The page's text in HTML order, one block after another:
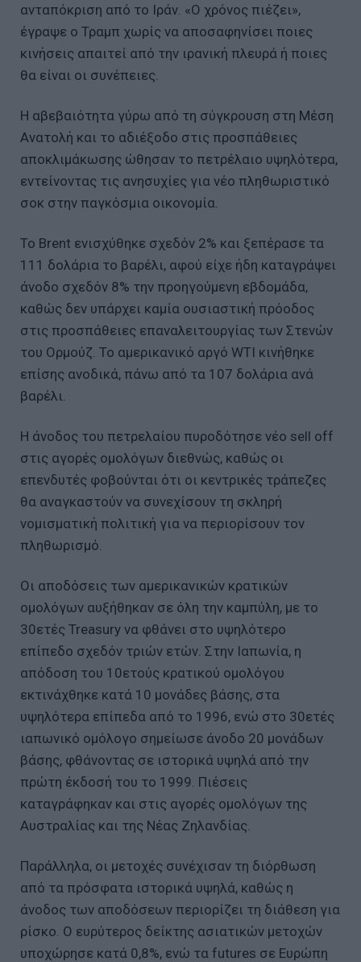
ανταπόκριση από το Ιράν. «Ο χρόνος πιέζει»,
έγραψε ο Τραμπ χωρίς να αποσαφηνίσει ποιες
κινήσεις απαιτεί από την ιρανική πλευρά ή ποιες
θα είναι οι συνέπειες.
Η αβεβαιότητα γύρω από τη σύγκρουση στη Μέση
Ανατολή και το αδιέξοδο στις προσπάθειες
αποκλιμάκωσης ώθησαν το πετρέλαιο υψηλότερα,
εντείνοντας τις ανησυχίες για νέο πληθωριστικό
σοκ στην παγκόσμια οικονομία.
Το Brent ενισχύθηκε σχεδόν 2% και ξεπέρασε τα
111 δολάρια το βαρέλι, αφού είχε ήδη καταγράψει
άνοδο σχεδόν 8% την προηγούμενη εβδομάδα,
καθώς δεν υπάρχει καμία ουσιαστική πρόοδος
στις προσπάθειες επαναλειτουργίας των Στενών
του Ορμούζ. Το αμερικανικό αργό WTI κινήθηκε
επίσης ανοδικά, πάνω από τα 107 δολάρια ανά
βαρέλι.
Η άνοδος του πετρελαίου πυροδότησε νέο sell off
στις αγορές ομολόγων διεθνώς, καθώς οι
επενδυτές φοβούνται ότι οι κεντρικές τράπεζες
θα αναγκαστούν να συνεχίσουν τη σκληρή
νομισματική πολιτική για να περιορίσουν τον
πληθωρισμό.
Οι αποδόσεις των αμερικανικών κρατικών
ομολόγων αυξήθηκαν σε όλη την καμπύλη, με το
30ετές Treasury να φθάνει στο υψηλότερο
επίπεδο σχεδόν τριών ετών. Στην Ιαπωνία, η
απόδοση του 10ετούς κρατικού ομολόγου
εκτινάχθηκε κατά 10 μονάδες βάσης, στα
υψηλότερα επίπεδα από το 1996, ενώ στο 30ετές
ιαπωνικό ομόλογο σημείωσε άνοδο 20 μονάδων
βάσης, φθάνοντας σε ιστορικά υψηλά από την
πρώτη έκδοσή του το 1999. Πιέσεις
καταγράφηκαν και στις αγορές ομολόγων της
Αυστραλίας και της Νέας Ζηλανδίας.
Παράλληλα, οι μετοχές συνέχισαν τη διόρθωση
από τα πρόσφατα ιστορικά υψηλά, καθώς η
άνοδος των αποδόσεων περιορίζει τη διάθεση για
ρίσκο. Ο ευρύτερος δείκτης ασιατικών μετοχών
υποχώρησε κατά 0,8%, ενώ τα futures σε Ευρώπη